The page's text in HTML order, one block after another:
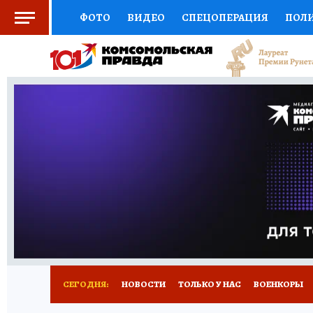
ФОТО ВИДЕО СПЕЦОПЕРАЦИЯ
СОЦПОДДЕРЖКА НАУКА СПОРТ
ВЫБОР ЭКСПЕРТОВ ДОКТОР
ПРОГНОЗЫ НА СПОРТ
НОВОЕ
СЕГОДНЯ: НОВОСТИ ТОЛЬКО У НАС ВОЕНКОРЫ